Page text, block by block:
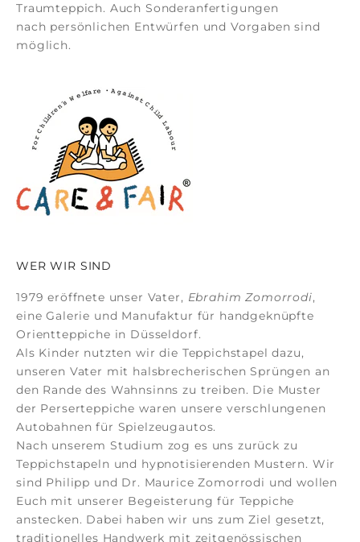
Traumteppich. Auch Sonderanfertigungen
nach persönlichen Entwürfen und Vorgaben sind
möglich.
WER WIR SIND
1979 eröffnete unser Vater, Ebrahim Zomorrodi,
eine Galerie und Manufaktur für handgeknüpfte
Orientteppiche in Düsseldorf.
Als Kinder nutzten wir die Teppichstapel dazu,
unseren Vater mit halsbrecherischen Sprüngen an
den Rande des Wahnsinns zu treiben. Die Muster
der Perserteppiche waren unsere verschlungenen
Autobahnen für Spielzeugautos.
Nach unserem Studium zog es uns zurück zu
Teppichstapeln und hypnotisierenden Mustern. Wir
sind Philipp und Dr. Maurice Zomorrodi und wollen
Euch mit unserer Begeisterung für Teppiche
anstecken. Dabei haben wir uns zum Ziel gesetzt,
traditionelles Handwerk mit zeitgenössischen